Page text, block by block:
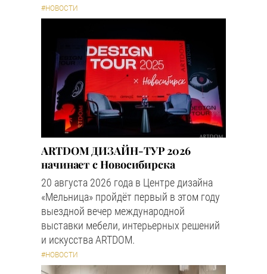
#НОВОСТИ
ARTDOM ДИЗАЙН-ТУР 2026
начинает с Новосибирска
20 августа 2026 года в Центре дизайна
«Мельница» пройдёт первый в этом году
выездной вечер международной
выставки мебели, интерьерных решений
и искусства ARTDOM.
#НОВОСТИ